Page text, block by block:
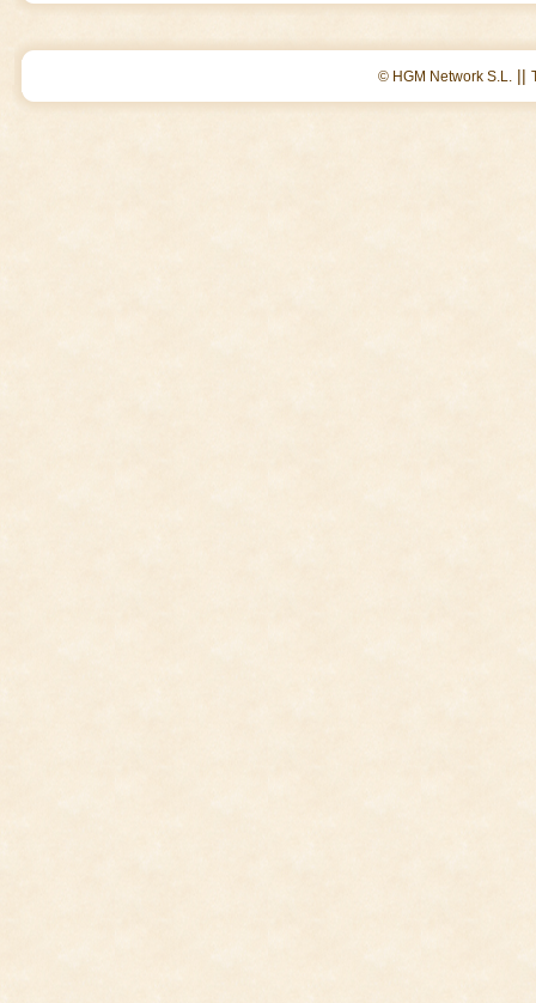
© HGM Network S.L. ||